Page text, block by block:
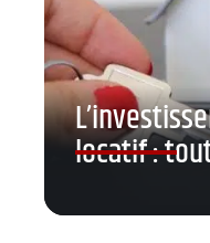
locatif :